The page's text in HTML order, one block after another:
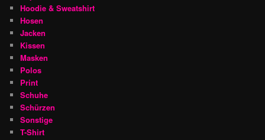
Hoodie & Sweatshirt
Hosen
Jacken
Kissen
Masken
Polos
Print
Schuhe
Schürzen
Sonstige
T-Shirt